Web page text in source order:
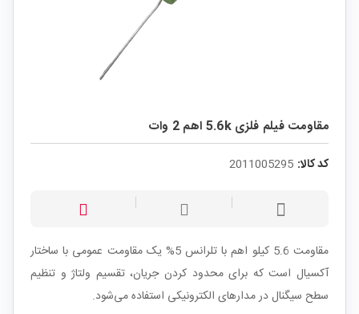
مقاومت فیلم فلزی 5.6k اهم 2 وات
کد کالا: 2011005295
مقاومت 5.6 کیلو اهم با تلرانس 5% یک مقاومت عمومی با ساختار
آکسیال است که برای محدود کردن جریان، تقسیم ولتاژ و تنظیم
سطح سیگنال در مدارهای الکترونیکی استفاده می‌شود.